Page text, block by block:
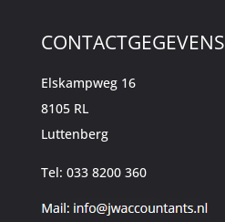
CONTACTGEGEVENS
Elskampweg 16
8105 RL
Luttenberg
Tel: 033 8200 360